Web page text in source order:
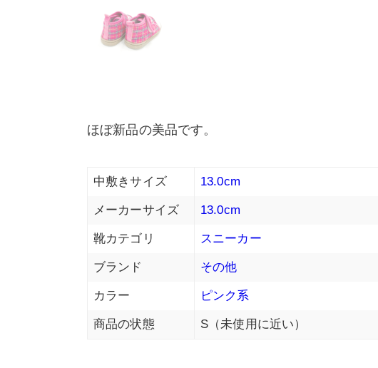
ほぼ新品の美品です。
中敷きサイズ 13.0cm
メーカーサイズ 13.0cm
靴カテゴリ スニーカー
ブランド その他
カラー ピンク系
商品の状態 S（未使用に近い）